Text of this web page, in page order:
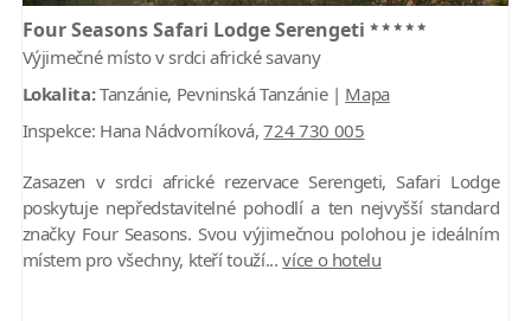
Four Seasons Safari Lodge Serengeti *****
Výjimečné místo v srdci africké savany
Lokalita:Tanzánie, Pevninská Tanzánie | Mapa
Inspekce: Hana Nádvorníková,724 730 005
Zasazen v srdci africké rezervace Serengeti, Safari Lodge
poskytuje nepředstavitelné pohodlí a ten nejvyšší standard
značky Four Seasons. Svou výjimečnou polohou je ideálním
místem pro všechny, kteří touží...více o hotelu